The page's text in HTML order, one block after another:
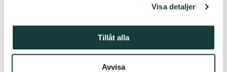
Visa detaljer
Tillåt alla
Avvisa
Utställningsamanuens Ilona Vanhakartano
ilona.vanhakartano@stiftelsenabo.fi
Faktaboksförfattare Mikko Laaksonen
040 720 2256